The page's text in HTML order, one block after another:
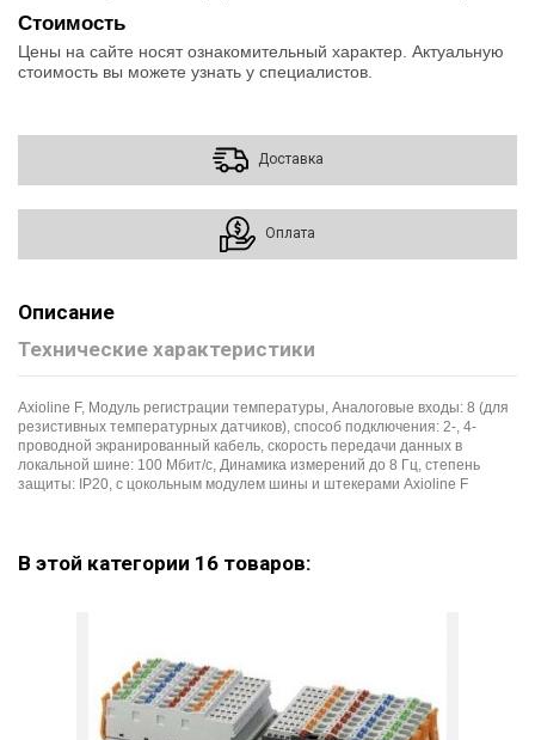
Стоимость
Цены на сайте носят ознакомительный характер. Актуальную
стоимость вы можете узнать у специалистов.
Доставка
Оплата
Описание
Технические характеристики
Axioline F, Модуль регистрации температуры, Аналоговые входы: 8 (для
резистивных температурных датчиков), cпособ подключения: 2-, 4-
проводной экранированный кабель, скорость передачи данных в
локальной шине: 100 Мбит/с, Динамика измерений до 8 Гц, cтепень
защиты: IP20, с цокольным модулем шины и штекерами Axioline F
В этой категории 16 товаров: